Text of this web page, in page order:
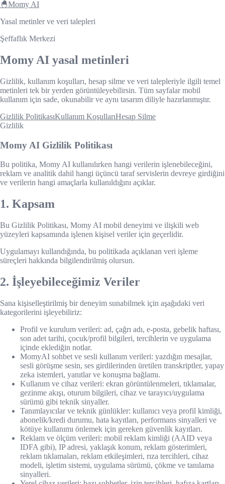
🐣Momy AI
Yasal metinler ve veri talepleri
Şeffaflık Merkezi
Momy AI yasal metinleri
Gizlilik, kullanım koşulları, hesap silme ve veri talepleriyle ilgili temel
metinleri tek bir yerden görüntüleyebilirsin. Tüm sayfalar mobil
kullanım için sade, okunabilir ve aynı tasarım diliyle hazırlanmıştır.
Gizlilik PolitikasıKullanım KoşullarıHesap Silme
Gizlilik
Momy AI Gizlilik Politikası
Bu politika, Momy AI kullanılırken hangi verilerin işlenebileceğini,
reklam ve analitik dahil hangi üçüncü taraf servislerin devreye girdiğini
ve verilerin hangi amaçlarla kullanıldığını açıklar.
1. Kapsam
Bu Gizlilik Politikası, Momy AI mobil deneyimi ve ilişkili web
yüzeyleri kapsamında işlenen kişisel veriler için geçerlidir.
Uygulamayı kullandığında, bu politikada açıklanan veri işleme
süreçleri hakkında bilgilendirilmiş olursun.
2. İşleyebileceğimiz Veriler
Sana kişiselleştirilmiş bir deneyim sunabilmek için aşağıdaki veri
kategorilerini işleyebiliriz:
Profil ve kurulum verileri: ad, çağrı adı, e-posta, gebelik haftası,
son adet tarihi, çocuk/profil bilgileri, tercihlerin ve uygulama
içinde eklediğin notlar.
MomyAI sohbet ve sesli kullanım verileri: yazdığın mesajlar,
sesli görüşme sesin, ses girdilerinden üretilen transkriptler, yapay
zeka istemleri, yanıtlar ve konuşma bağlamı.
Kullanım ve cihaz verileri: ekran görüntülenmeleri, tıklamalar,
gezinme akışı, oturum bilgileri, cihaz ve tarayıcı/uygulama
sürümü gibi teknik sinyaller.
Tanımlayıcılar ve teknik günlükler: kullanıcı veya profil kimliği,
abonelik/kredi durumu, hata kayıtları, performans sinyalleri ve
kötüye kullanımı önlemek için gereken güvenlik kayıtları.
Reklam ve ölçüm verileri: mobil reklam kimliği (AAID veya
IDFA gibi), IP adresi, yaklaşık konum, reklam gösterimleri,
reklam tıklamaları, reklam etkileşimleri, rıza tercihleri, cihaz
modeli, işletim sistemi, uygulama sürümü, çökme ve tanılama
sinyalleri.